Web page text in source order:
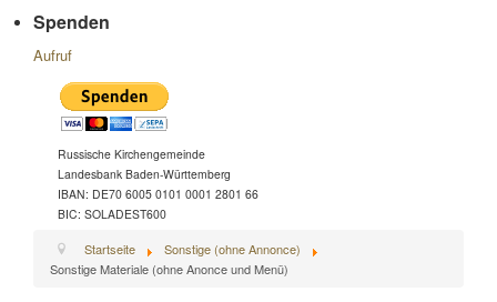
Spenden
Aufruf
Russische Kirchengemeinde
Landesbank Baden-Württemberg
IBAN: DE70 6005 0101 0001 2801 66
BIC: SOLADEST600
Startseite
Sonstige (ohne Annonce)
Sonstige Materiale (ohne Anonce und Menü)